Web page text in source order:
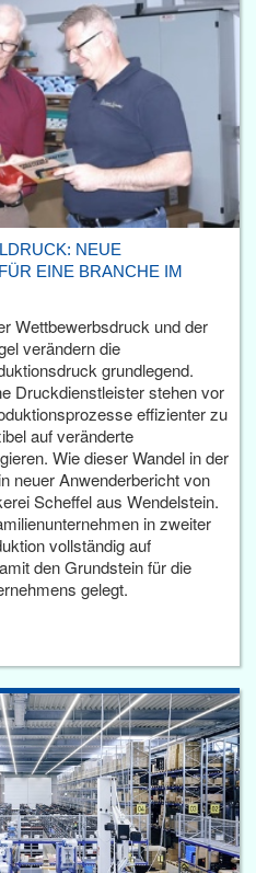
NEUE
EINE BRANCHE IM
Wettbewerbsdruck und der
verändern die
grundlegend.
Druckdienstleister stehen vor
effizienter zu
auf veränderte
Wie dieser Wandel in der
neuer Anwenderbericht von
Scheffel aus Wendelstein.
in zweiter
vollständig auf
den Grundstein für die
gelegt.